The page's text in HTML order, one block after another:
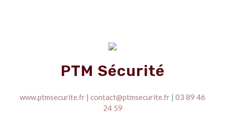
PTM Sécurité
www.ptmsecurite.fr | contact@ptmsecurite.fr | 03 89 46
24 59